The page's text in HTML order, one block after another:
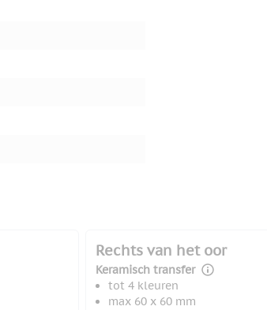
Rechts van het oor
Keramisch transfer
tot 4 kleuren
max 60 x 60 mm